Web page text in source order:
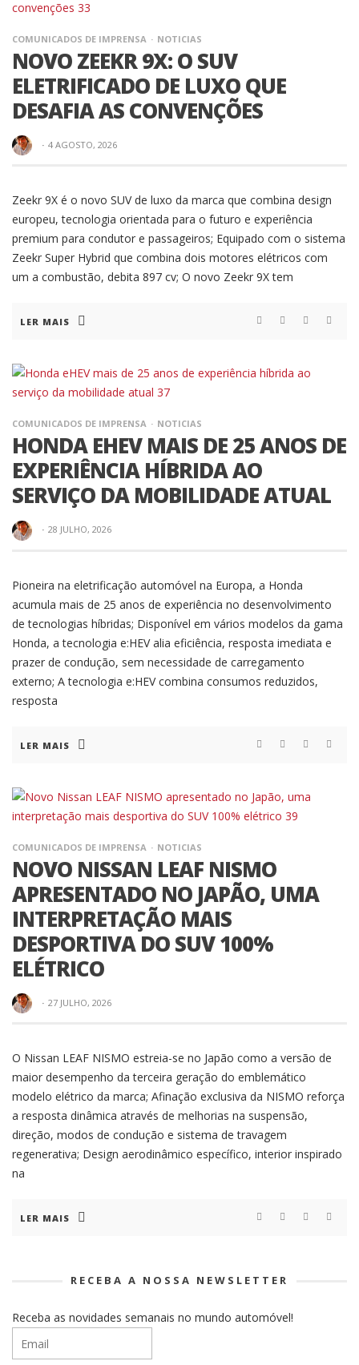
COMUNICADOS DE IMPRENSA
QUINTA JORNADA DO CAMPEONATO DA EUROPA
DE BAJAS
NOTICIAS COMUNICADOS DE IMPRENSA
LOURENÇO ANTUNES
ASSINA VITÓRIA ÉPICA
NA QUARTA RONDA
DO CAMPEONATO DE
KARTING EM BALTAR
NOTICIAS COMUNICADOS DE IMPRENSA
LOURENÇO ANTUNES CONTINUA A SUA
EVOLUÇÃO NO CAMPEONATO DE PORTUGAL DE
KARTING EM BALTAR
COMUNICADOS DE IMPRENSA NOTICIAS
20 ANOS DE CARREIRA: GIL ANTUNES CONVIDA
DANIEL AMARAL PARA O RALLY SERIES DE
LOUSADA
HYUNDAI IONIQ 3
TECNOLOGIA EM
EXPERIÊNCIA DE
MOBILIDADE ELÉTRICA
MAIS INTUITIVA
KIA K4 SPORTSWAGON CHEGA A PORTUGAL COM
UM NOVO CONCEITO DE CARRINHA FAMILIAR
COMUNICADOS DE IMPRENSA NOTICIAS
NOVO BYD DOLPHIN G DM-I MARCA A ESTREIA DA
MERCADO EUROPEU
COMUNICADOS DE IMPRENSA NOTICIAS
NOVO ZEEKR 9X: O SUV
ELETRIFICADO DE LUXO QUE
DESAFIA AS CONVENÇÕES
· 4 AGOSTO, 2026
Zeekr 9X é o novo SUV de luxo da marca que combina design
europeu, tecnologia orientada para o futuro e experiência
premium para condutor e passageiros; Equipado com o sistema
Zeekr Super Hybrid que combina dois motores elétricos com
um a combustão, debita 897 cv; O novo Zeekr 9X tem
LER MAIS
COMUNICADOS DE IMPRENSA NOTICIAS
HONDA EHEV MAIS DE 25 ANOS DE
EXPERIÊNCIA HÍBRIDA AO
SERVIÇO DA MOBILIDADE ATUAL
· 28 JULHO, 2026
Pioneira na eletrificação automóvel na Europa, a Honda
acumula mais de 25 anos de experiência no desenvolvimento
de tecnologias híbridas; Disponível em vários modelos da gama
Honda, a tecnologia e:HEV alia eficiência, resposta imediata e
prazer de condução, sem necessidade de carregamento
externo; A tecnologia e:HEV combina consumos reduzidos,
resposta
LER MAIS
COMUNICADOS DE IMPRENSA NOTICIAS
NOVO NISSAN LEAF NISMO
APRESENTADO NO JAPÃO, UMA
INTERPRETAÇÃO MAIS
DESPORTIVA DO SUV 100%
ELÉTRICO
· 27 JULHO, 2026
O Nissan LEAF NISMO estreia-se no Japão como a versão de
maior desempenho da terceira geração do emblemático
modelo elétrico da marca; Afinação exclusiva da NISMO reforça
a resposta dinâmica através de melhorias na suspensão,
direção, modos de condução e sistema de travagem
regenerativa; Design aerodinâmico específico, interior inspirado
na
LER MAIS
RECEBA A NOSSA NEWSLETTER
Receba as novidades semanais no mundo automóvel!